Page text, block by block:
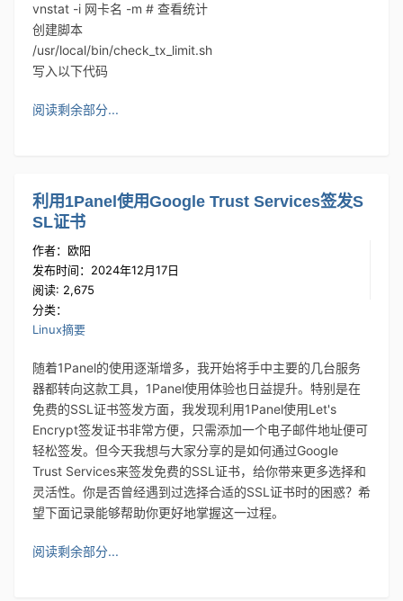
vnstat -i 网卡名 -m # 查看统计
创建脚本
/usr/local/bin/check_tx_limit.sh
写入以下代码
阅读剩余部分...
利用1Panel使用Google Trust Services签发S
SL证书
作者：欧阳
发布时间：2024年12月17日
阅读: 2,675
分类：
Linux摘要
随着1Panel的使用逐渐增多，我开始将手中主要的几台服务
器都转向这款工具，1Panel使用体验也日益提升。特别是在
免费的SSL证书签发方面，我发现利用1Panel使用Let's
Encrypt签发证书非常方便，只需添加一个电子邮件地址便可
轻松签发。但今天我想与大家分享的是如何通过Google
Trust Services来签发免费的SSL证书，给你带来更多选择和
灵活性。你是否曾经遇到过选择合适的SSL证书时的困惑？希
望下面记录能够帮助你更好地掌握这一过程。
阅读剩余部分...